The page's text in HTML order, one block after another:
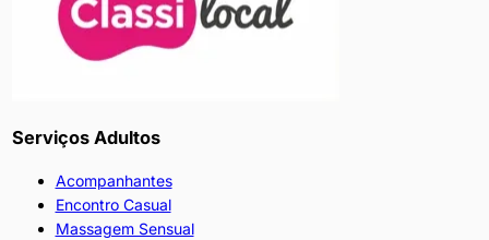
Serviços Adultos
Acompanhantes
Encontro Casual
Massagem Sensual